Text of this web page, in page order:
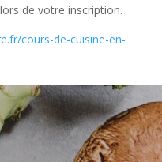
de votre inscription.
cours-de-cuisine-en-